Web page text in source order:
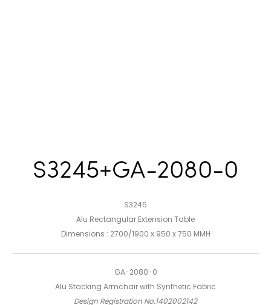
S3245+GA-2080-0
S3245
Alu Rectangular Extension Table
Dimensions : 2700/1900 x 950 x 750 MMH
GA-2080-0
Alu Stacking Armchair with Synthetic Fabric
Design Registration No.1402002142